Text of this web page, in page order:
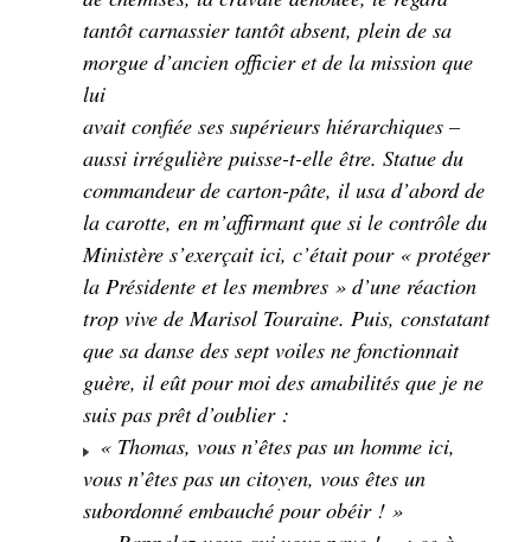
tantôt carnassier tantôt absent, plein de sa
morgue d’ancien officier et de la mission que
lui
avait confiée ses supérieurs hiérarchiques –
aussi irrégulière puisse-t-elle être. Statue du
commandeur de carton-pâte, il usa d’abord de
la carotte, en m’affirmant que si le contrôle du
Ministère s’exerçait ici, c’était pour « protéger
la Présidente et les membres » d’une réaction
trop vive de Marisol Touraine. Puis, constatant
que sa danse des sept voiles ne fonctionnait
guère, il eût pour moi des amabilités que je ne
suis pas prêt d’oublier :
« Thomas, vous n’êtes pas un homme ici,
vous n’êtes pas un citoyen, vous êtes un
subordonné embauché pour obéir ! »